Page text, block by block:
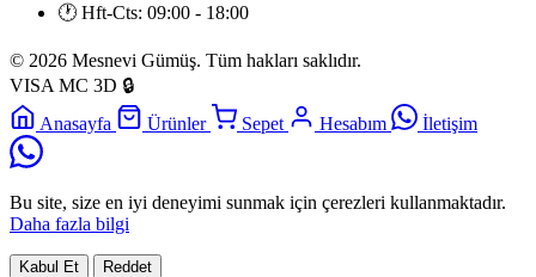
🕐 Hft-Cts: 09:00 - 18:00
© 2026 Mesnevi Gümüş. Tüm hakları saklıdır.
VISA MC 3D 🔒
Anasayfa
Ürünler Sepet Hesabım İletişim
Bu site, size en iyi deneyimi sunmak için çerezleri kullanmaktadır.
Daha fazla bilgi
Kabul Et Reddet